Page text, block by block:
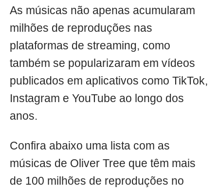
As músicas não apenas acumularam
milhões de reproduções nas
plataformas de streaming, como
também se popularizaram em vídeos
publicados em aplicativos como TikTok,
Instagram e YouTube ao longo dos
anos.
Confira abaixo uma lista com as
músicas de Oliver Tree que têm mais
de 100 milhões de reproduções no